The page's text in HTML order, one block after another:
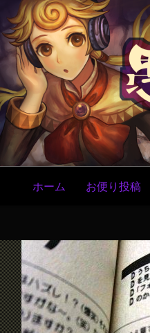
ホーム お便り投稿